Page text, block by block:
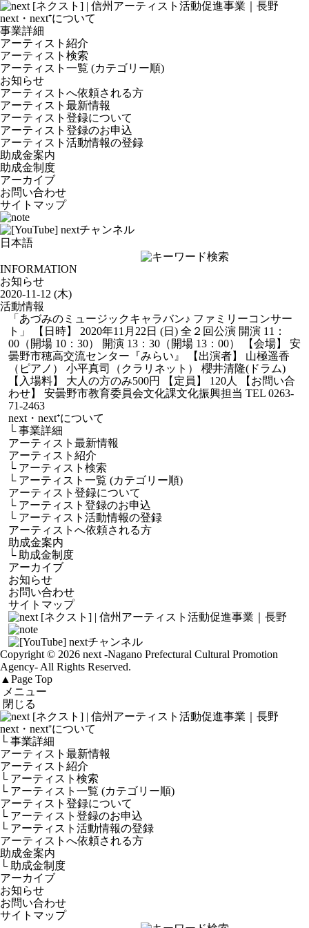
next・next⁺について
事業詳細
アーティスト紹介
アーティスト検索
アーティスト一覧 (カテゴリー順)
お知らせ
アーティストへ依頼される方
アーティスト最新情報
アーティスト登録について
アーティスト登録のお申込
アーティスト活動情報の登録
助成金案内
助成金制度
アーカイブ
お問い合わせ
サイトマップ
INFORMATION
お知らせ
2020-11-12 (木)
活動情報
「あづみのミュージックキャラバン♪ ファミリーコンサー
ト」 【日時】 2020年11月22日 (日) 全２回公演 開演 11：
00（開場 10：30） 開演 13：30（開場 13：00） 【会場】 安
曇野市穂高交流センター『みらい』 【出演者】 山極遥香
（ピアノ） 小平真司（クラリネット） 櫻井清隆(ドラム)
【入場料】 大人の方のみ500円 【定員】 120人 【お問い合
わせ】 安曇野市教育委員会文化課文化振興担当 TEL 0263-
71-2463
next・next⁺について
└事業詳細
アーティスト最新情報
アーティスト紹介
└ アーティスト検索
└ アーティスト一覧 (カテゴリー順)
アーティスト登録について
└ アーティスト登録のお申込
└ アーティスト活動情報の登録
アーティストへ依頼される方
助成金案内
└ 助成金制度
アーカイブ
お知らせ
お問い合わせ
サイトマップ
Copyright © 2026 next -Nagano Prefectural Cultural Promotion
Agency- All Rights Reserved.
▲ Page Top
メニュー
閉じる
next・next⁺について
└ 事業詳細
アーティスト最新情報
アーティスト紹介
└ アーティスト検索
└ アーティスト一覧 (カテゴリー順)
アーティスト登録について
└ アーティスト登録のお申込
└ アーティスト活動情報の登録
アーティストへ依頼される方
助成金案内
└ 助成金制度
アーカイブ
お知らせ
お問い合わせ
サイトマップ